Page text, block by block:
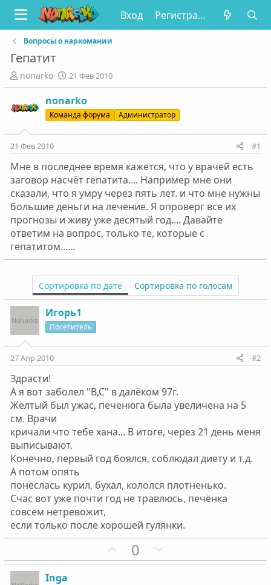
Вход Регистрация
Вопросы о наркомании
Гепатит
А
в
о
т
е
ы
nonarko
Д
а
т
а
н
а
л
а
21 Фев 2010
nonarko
Команда форума Администратор
21 Фев 2010 #1
Мне в последнее время кажется, что у врачей есть
заговор насчёт гепатита.... Например мне они
сказали, что я умру через пять лет. и что мне нужны
большие деньги на лечение. Я опроверг все их
прогнозы и живу уже десятый год.... Давайте
ответим на вопрос, только те, которые с
гепатитом......
Сортировка по дате Сортировка по голосам
Игорь1
Посетитель
27 Апр 2010 #2
Здрасти!
А я вот заболел "B,C" в далёком 97г.
Жёлтый был ужас, печенюга была увеличена на 5
см. Врачи
кричали что тебе хана... В итоге, через 21 день меня
выписывают.
Конечно, первый год боялся, соблюдал диету и т.д.
А потом опять
понеслась курил, бухал, кололся плотненько.
Счас вот уже почти год не травлюсь, печёнка
совсем нетревожит,
если только после хорошей гулянки.
П
о
0
е
Inga